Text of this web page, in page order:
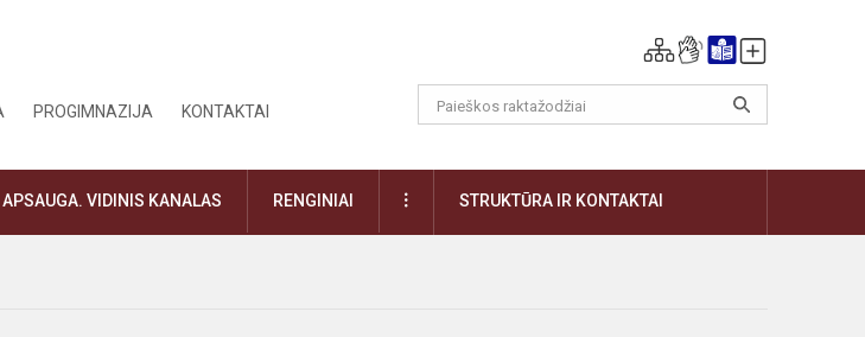
PROGIMNAZIJA KONTAKTAI
VIDINIS KANALAS RENGINIAI DAUGIAUSTRUKTŪRA IR KONTAKTAI